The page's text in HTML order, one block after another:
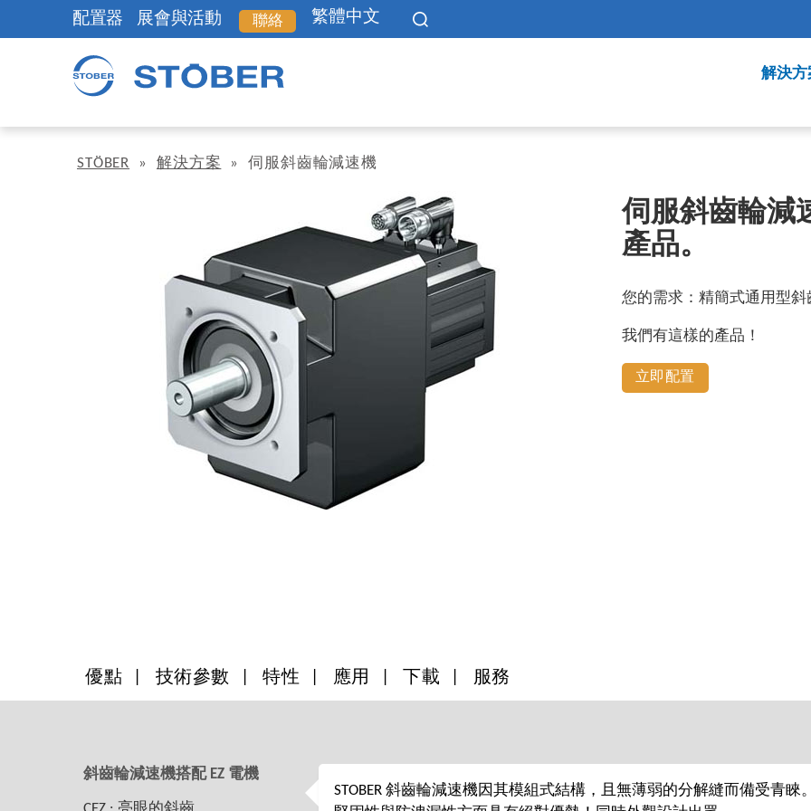
配置器 展會與活動 聯絡 繁體中文
解決方
STÖBER » 解決方案 » 伺服斜齒輪減速機
伺服斜齒輪減
產品。
您的需求：精簡式通用型
我們有這樣的產品！
立即配置
優點 技術參數 特性 應用 下載 服務
斜齒輪減速機搭配 EZ 電機
STOBER 斜齒輪減速機因其模組式結構，且無薄弱的分解縫而備受青睞